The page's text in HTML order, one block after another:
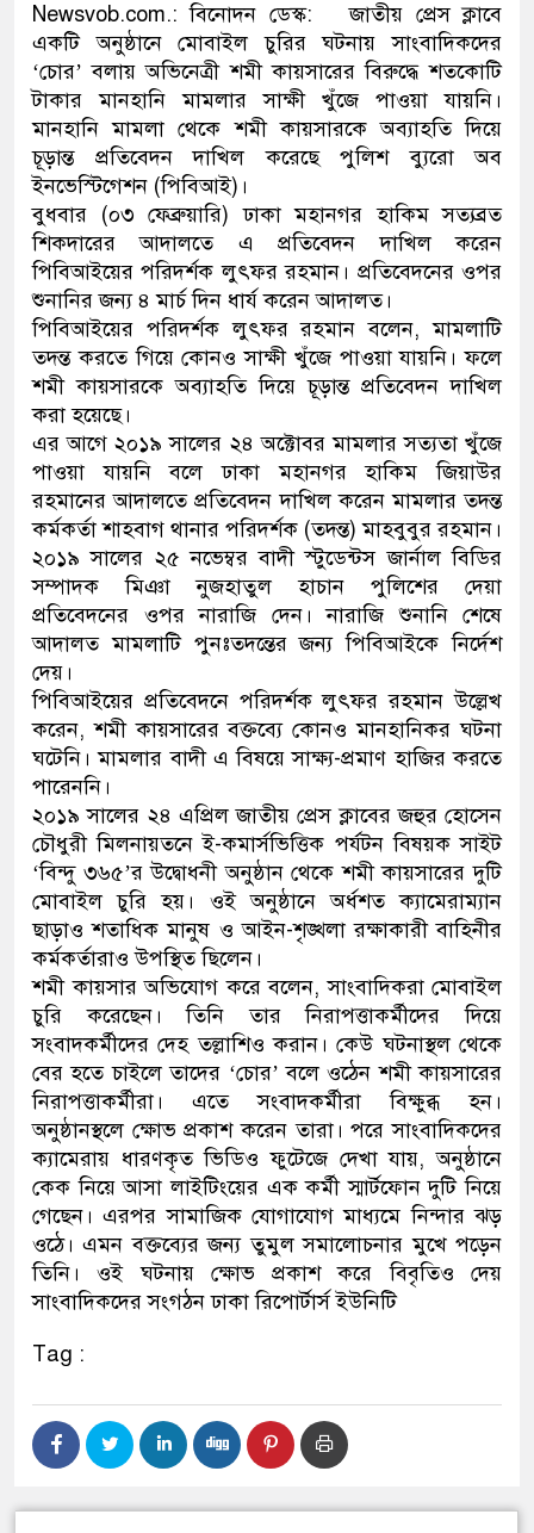
২৮ লাখ টাকার জাল নোটসহ
থানা পুলিশ
যেকোনো সময় বেনজীরের প্রত্যাবর্তন
নেতৃত্ব ও গণতন্ত্রের মূর্তমান প্রতীক
Newsvob.com.: বিনোদন ডেস্ক: জাতীয় প্রেস ক্লাবে
একটি অনুষ্ঠানে মোবাইল চুরির ঘটনায় সাংবাদিকদের
‘চোর’ বলায় অভিনেত্রী শমী কায়সারের বিরুদ্ধে শতকোটি
টাকার মানহানি মামলার সাক্ষী খুঁজে পাওয়া যায়নি।
মানহানি মামলা থেকে শমী কায়সারকে অব্যাহতি দিয়ে
চূড়ান্ত প্রতিবেদন দাখিল করেছে পুলিশ ব্যুরো অব
ইনভেস্টিগেশন (পিবিআই)।
বুধবার (০৩ ফেব্রুয়ারি) ঢাকা মহানগর হাকিম সত্যব্রত
শিকদারের আদালতে এ প্রতিবেদন দাখিল করেন
পিবিআইয়ের পরিদর্শক লুৎফর রহমান। প্রতিবেদনের ওপর
শুনানির জন্য ৪ মার্চ দিন ধার্য করেন আদালত।
পিবিআইয়ের পরিদর্শক লুৎফর রহমান বলেন, মামলাটি
তদন্ত করতে গিয়ে কোনও সাক্ষী খুঁজে পাওয়া যায়নি। ফলে
শমী কায়সারকে অব্যাহতি দিয়ে চূড়ান্ত প্রতিবেদন দাখিল
করা হয়েছে।
এর আগে ২০১৯ সালের ২৪ অক্টোবর মামলার সত্যতা খুঁজে
পাওয়া যায়নি বলে ঢাকা মহানগর হাকিম জিয়াউর
রহমানের আদালতে প্রতিবেদন দাখিল করেন মামলার তদন্ত
কর্মকর্তা শাহবাগ থানার পরিদর্শক (তদন্ত) মাহবুবুর রহমান।
২০১৯ সালের ২৫ নভেম্বর বাদী স্টুডেন্টস জার্নাল বিডির
সম্পাদক মিঞা নুজহাতুল হাচান পুলিশের দেয়া
প্রতিবেদনের ওপর নারাজি দেন। নারাজি শুনানি শেষে
আদালত মামলাটি পুনঃতদন্তের জন্য পিবিআইকে নির্দেশ
দেয়।
পিবিআইয়ের প্রতিবেদনে পরিদর্শক লুৎফর রহমান উল্লেখ
করেন, শমী কায়সারের বক্তব্যে কোনও মানহানিকর ঘটনা
ঘটেনি। মামলার বাদী এ বিষয়ে সাক্ষ্য-প্রমাণ হাজির করতে
পারেননি।
২০১৯ সালের ২৪ এপ্রিল জাতীয় প্রেস ক্লাবের জহুর হোসেন
চৌধুরী মিলনায়তনে ই-কমার্সভিত্তিক পর্যটন বিষয়ক সাইট
‘বিন্দু ৩৬৫’র উদ্বোধনী অনুষ্ঠান থেকে শমী কায়সারের দুটি
মোবাইল চুরি হয়। ওই অনুষ্ঠানে অর্ধশত ক্যামেরাম্যান
ছাড়াও শতাধিক মানুষ ও আইন-শৃঙ্খলা রক্ষাকারী বাহিনীর
কর্মকর্তারাও উপস্থিত ছিলেন।
শমী কায়সার অভিযোগ করে বলেন, সাংবাদিকরা মোবাইল
চুরি করেছেন। তিনি তার নিরাপত্তাকর্মীদের দিয়ে
সংবাদকর্মীদের দেহ তল্লাশিও করান। কেউ ঘটনাস্থল থেকে
বের হতে চাইলে তাদের ‘চোর’ বলে ওঠেন শমী কায়সারের
নিরাপত্তাকর্মীরা। এতে সংবাদকর্মীরা বিক্ষুব্ধ হন।
অনুষ্ঠানস্থলে ক্ষোভ প্রকাশ করেন তারা। পরে সাংবাদিকদের
ক্যামেরায় ধারণকৃত ভিডিও ফুটেজে দেখা যায়, অনুষ্ঠানে
কেক নিয়ে আসা লাইটিংয়ের এক কর্মী স্মার্টফোন দুটি নিয়ে
গেছেন। এরপর সামাজিক যোগাযোগ মাধ্যমে নিন্দার ঝড়
ওঠে। এমন বক্তব্যের জন্য তুমুল সমালোচনার মুখে পড়েন
তিনি। ওই ঘটনায় ক্ষোভ প্রকাশ করে বিবৃতিও দেয়
সাংবাদিকদের সংগঠন ঢাকা রিপোর্টার্স ইউনিটি
Tag :